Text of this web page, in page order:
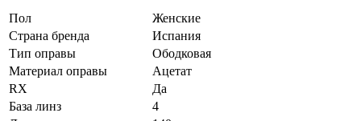
Пол
Женские
Страна бренда
Испания
Тип оправы
Ободковая
Материал оправы
Ацетат
RX
Да
База линз
4